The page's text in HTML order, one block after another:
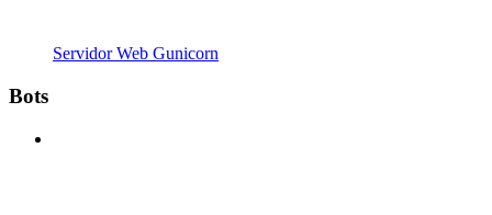
Servidor Web Gunicorn
Bots